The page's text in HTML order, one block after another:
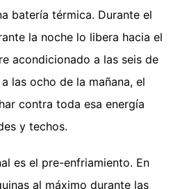
batería térmica. Durante el
la noche lo libera hacia el
acondicionado a las seis de
las ocho de la mañana, el
contra toda esa energía
y techos.
es el pre-enfriamiento. En
al máximo durante las